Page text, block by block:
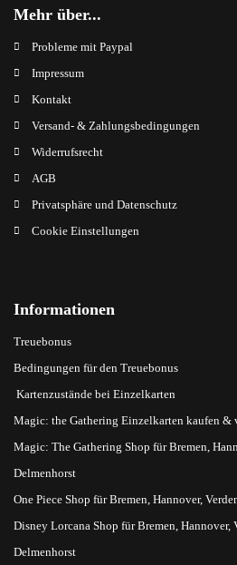
Mehr über...
Probleme mit Paypal
Impressum
Kontakt
Versand- & Zahlungsbedingungen
Widerrufsrecht
AGB
Privatsphäre und Datenschutz
Cookie Einstellungen
Informationen
Treuebonus
Bedingungen für den Treuebonus
Kartenzustände bei Einzelkarten
Magic: the Gathering Einzelkarten kaufen &
Magic: The Gathering Shop für Bremen,
Delmenhorst
One Piece Shop für Bremen, Hannover,
Disney Lorcana Shop für Bremen, Hannover,
Delmenhorst